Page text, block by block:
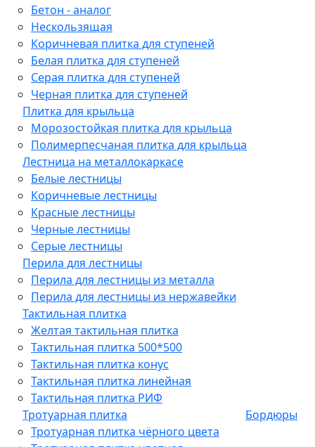
Бетон - аналог
Нескользящая
Коричневая плитка для ступеней
Белая плитка для ступеней
Серая плитка для ступеней
Черная плитка для ступеней
Плитка для крыльца
Морозостойкая плитка для крыльца
Полимерпесчаная плитка для крыльца
Лестница на металлокаркасе
Белые лестницы
Коричневые лестницы
Красные лестницы
Черные лестницы
Серые лестницы
Перила для лестницы
Перила для лестницы из металла
Перила для лестницы из нержавейки
Тактильная плитка
Желтая тактильная плитка
Тактильная плитка 500*500
Тактильная плитка конус
Тактильная плитка линейная
Тактильная плитка РИФ
Тротуарная плитка
Тротуарная плитка чёрного цвета
Бордюры